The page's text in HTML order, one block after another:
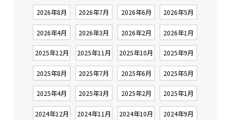
2026年8月 2026年7月 2026年6月 2026年5月
2026年4月 2026年3月 2026年2月 2026年1月
2025年12月 2025年11月 2025年10月 2025年9月
2025年8月 2025年7月 2025年6月 2025年5月
2025年4月 2025年3月 2025年2月 2025年1月
2024年12月 2024年11月 2024年10月 2024年9月